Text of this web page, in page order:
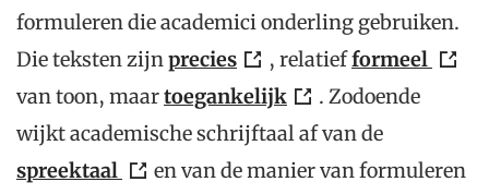
formuleren die academici onderling gebruiken.
Die teksten zijnprecies , relatiefformeel
van toon, maartoegankelijk
. Zodoende
wijkt academische schrijftaal af van de
spreektaal
en van de manier van formuleren